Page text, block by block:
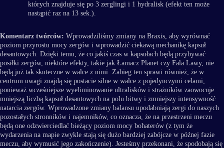
których znajduje się po 3 zerglingi i 1 hydralisk (efekt ten może
nastąpić raz na 13 sek.).
Komentarz twórców: Wprowadziliśmy zmiany na Braxis, aby wyrównać
poziom przyrostu mocy zergów i wprowadzić ciekawą mechanikę kapsuł
desantowych. Dzięki temu, że co jakiś czas w kapsułach będą przybywać
posiłki zergów, niektóre efekty, takie jak Łamacz Planet czy Fala Lawy, nie
będą już tak skuteczne w walce z nimi. Zabieg ten sprawi również, że w
centrum uwagi znajdą się postacie silne w walce z pojedynczymi celami,
ponieważ wcześniejsze wyeliminowanie ultralisków i strażników zaowocuje
mniejszą liczbą kapsuł desantowych na polu bitwy i zmniejszy intensywność
natarcia zergów. Wprowadzone zmiany balansu upodabniają zergi do naszych
pozostałych stronników i najemników, co oznacza, że na przestrzeni meczu
będą one odzwierciedlać bieżący poziom mocy bohaterów (z tym że
wydarzenia na mapie zwykle stają się dużo bardziej zabójcze w późnej fazie
meczu, aby wymusić jego zakończenie). Jesteśmy przekonani, że spodobają się